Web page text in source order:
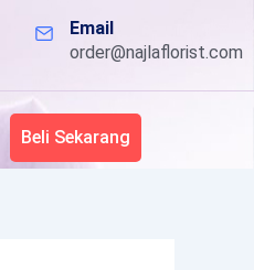
Email
order@najlaflorist.com
Beli Sekarang